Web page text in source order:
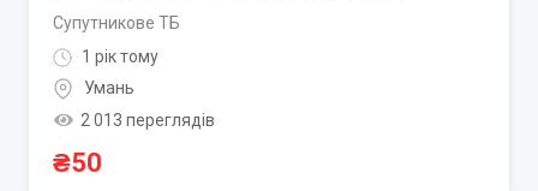
Супутникове ТБ
1 рік тому
Умань
2 013 переглядів
₴50